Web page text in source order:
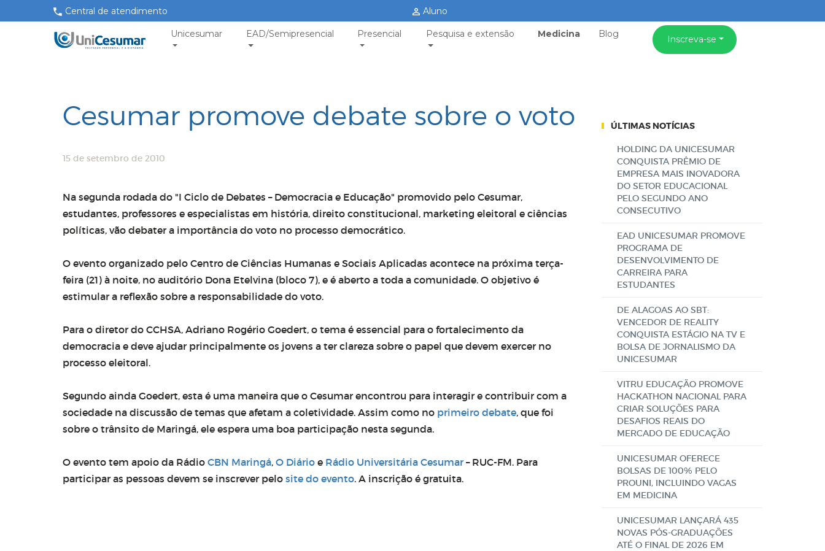
Central de atendimento Aluno
Unicesumar EAD/Semipresencial Presencial Pesquisa e extensão Medicina Blog Inscreva-se
Cesumar promove debate sobre o voto
15 de setembro de 2010
Na segunda rodada do "I Ciclo de Debates – Democracia e Educação" promovido pelo Cesumar,
estudantes, professores e especialistas em história, direito constitucional, marketing eleitoral e ciências
políticas, vão debater a importância do voto no processo democrático.
O evento organizado pelo Centro de Ciências Humanas e Sociais Aplicadas acontece na próxima terça-
feira (21) à noite, no auditório Dona Etelvina (bloco 7), e é aberto a toda a comunidade. O objetivo é
estimular a reflexão sobre a responsabilidade do voto.
Para o diretor do CCHSA, Adriano Rogério Goedert, o tema é essencial para o fortalecimento da
democracia e deve ajudar principalmente os jovens a ter clareza sobre o papel que devem exercer no
processo eleitoral.
Segundo ainda Goedert, esta é uma maneira que o Cesumar encontrou para interagir e contribuir com a
sociedade na discussão de temas que afetam a coletividade. Assim como no primeiro debate, que foi
sobre o trânsito de Maringá, ele espera uma boa participação nesta segunda.
O evento tem apoio da Rádio CBN Maringá, O Diário e Rádio Universitária Cesumar– RUC-FM. Para
participar as pessoas devem se inscrever pelo site do evento. A inscrição é gratuita.
ÚLTIMAS NOTÍCIAS
HOLDING DA UNICESUMAR
CONQUISTA PRÊMIO DE
EMPRESA MAIS INOVADORA
DO SETOR EDUCACIONAL
PELO SEGUNDO ANO
CONSECUTIVO
EAD UNICESUMAR PROMOVE
PROGRAMA DE
DESENVOLVIMENTO DE
CARREIRA PARA
ESTUDANTES
DE ALAGOAS AO SBT:
VENCEDOR DE REALITY
CONQUISTA ESTÁGIO NA TV E
BOLSA DE JORNALISMO DA
UNICESUMAR
VITRU EDUCAÇÃO PROMOVE
HACKATHON NACIONAL PARA
CRIAR SOLUÇÕES PARA
DESAFIOS REAIS DO
MERCADO DE EDUCAÇÃO
UNICESUMAR OFERECE
BOLSAS DE 100% PELO
PROUNI, INCLUINDO VAGAS
EM MEDICINA
UNICESUMAR LANÇARÁ 435
NOVAS PÓS-GRADUAÇÕES
ATÉ O FINAL DE 2026 EM